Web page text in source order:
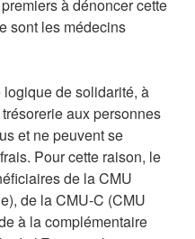
à dénoncer cette
sont les médecins
de solidarité, à
aux personnes
et ne peuvent se
Pour cette raison, le
de la CMU
de la CMU-C (CMU
à la complémentaire